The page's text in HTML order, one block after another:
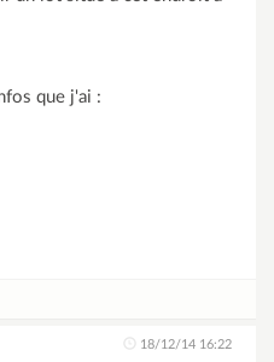
que j'ai :
18/12/14 16:22